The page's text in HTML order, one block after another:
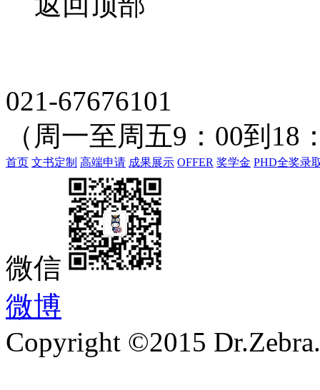
021-67676101
（周一至周五9：00到18
首页 文书定制 高端申请 成果展示 OFFER 奖学金 PHD全奖录
微信
微博
Copyright ©2015